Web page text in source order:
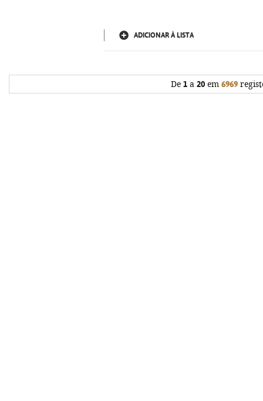
ADICIONAR À LISTA
De 1a 20em 6969